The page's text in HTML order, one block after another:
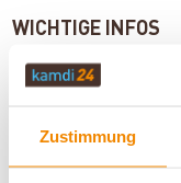
Zustimmung
WICHTIGE INFOS